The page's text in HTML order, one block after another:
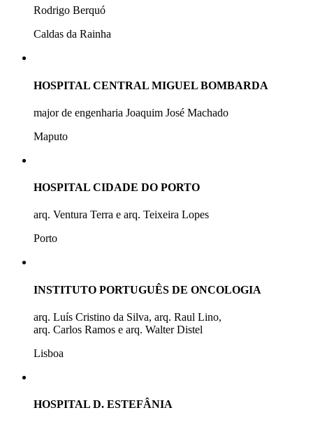
Rodrigo Berquó
Caldas da Rainha
HOSPITAL CENTRAL MIGUEL BOMBARDA
major de engenharia Joaquim José Machado
Maputo
HOSPITAL CIDADE DO PORTO
arq. Ventura Terra e arq. Teixeira Lopes
Porto
INSTITUTO PORTUGUÊS DE ONCOLOGIA
arq. Luís Cristino da Silva, arq. Raul Lino,
arq. Carlos Ramos e arq. Walter Distel
Lisboa
HOSPITAL D. ESTEFÂNIA